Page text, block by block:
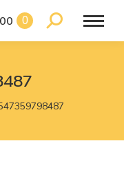
0 Search: